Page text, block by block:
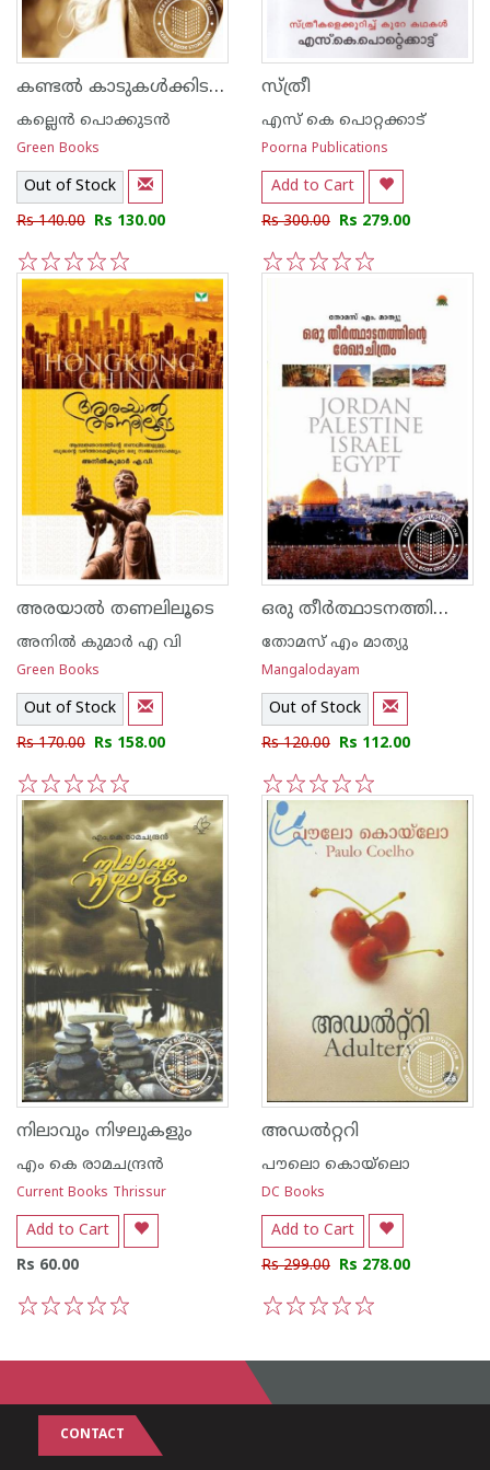
കണ്ടല്‍ കാടുകള്‍ക്കിടയില്‍ എന്റെ ജീവിതം
കല്ലെന്‍ പൊക്കുടന്‍
Green Books
Out of Stock
Rs 140.00 Rs 130.00
5
4
3
2
1
സ്ത്രീ
എസ്‌ കെ പൊറ്റക്കാട്‌
Poorna Publications
Add to Cart
Rs 300.00 Rs 279.00
അരയാല്‍ തണലിലൂടെ
അനില്‍ കുമാര്‍ എ വി
Green Books
Out of Stock
Rs 170.00 Rs 158.00
5
4
3
2
1
ഒരു തീര്‍ത്ഥാടനത്തിന്റെ രേഖാചിത്രം
‌തോമസ് എം മാത്യു
Mangalodayam
Out of Stock
Rs 120.00 Rs 112.00
5
4
3
2
1
നിലാവും നിഴലുകളും
എം കെ രാമചന്ദ്രന്‍
Current Books Thrissur
Add to Cart
Rs 60.00
അഡല്‍റ്ററി
പൗലൊ കൊയ്ലൊ
DC Books
Add to Cart
Rs 299.00 Rs 278.00
CONTACT